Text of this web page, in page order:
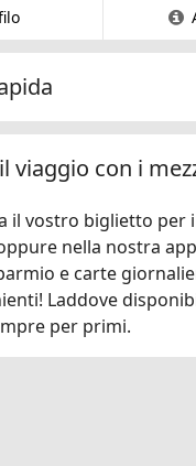
viaggio con i
il vostro biglietto per
nella nostra
e carte
Laddove
per primi.